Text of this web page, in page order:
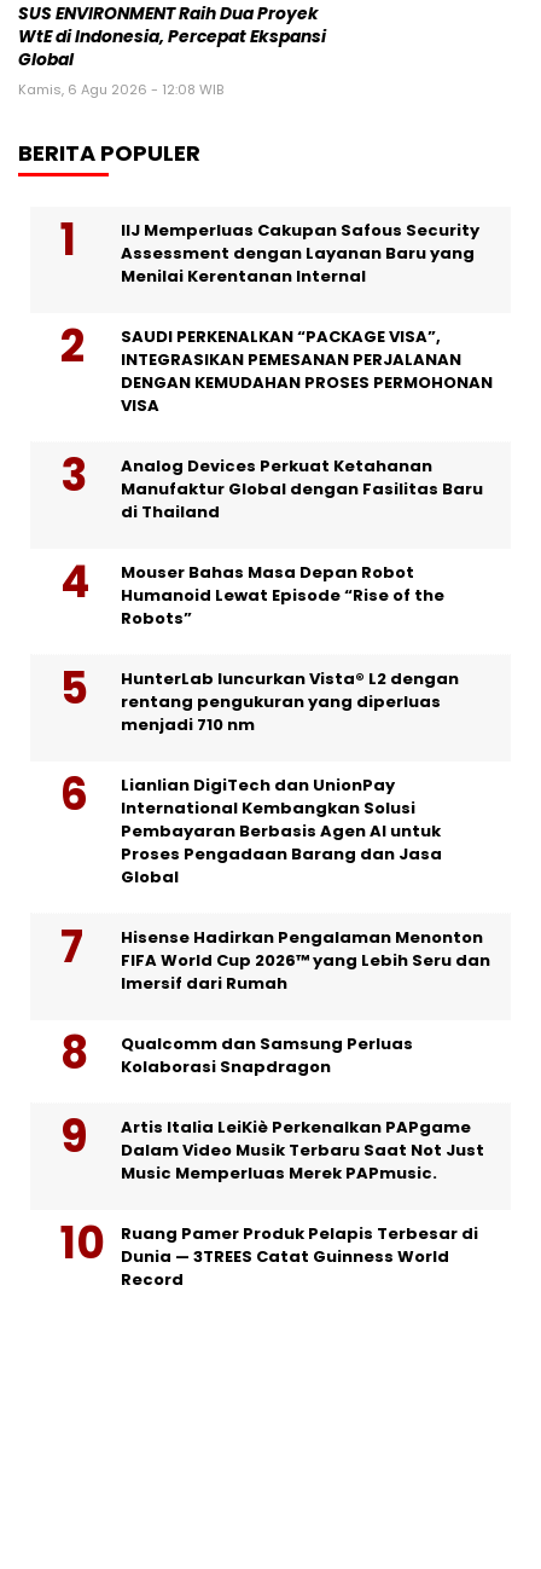
SUS ENVIRONMENT Raih Dua Proyek
WtE di Indonesia, Percepat Ekspansi
Global
Kamis, 6 Agu 2026 - 12:08 WIB
BERITA POPULER
IIJ Memperluas Cakupan Safous Security
Assessment dengan Layanan Baru yang
Menilai Kerentanan Internal
SAUDI PERKENALKAN “PACKAGE VISA”,
INTEGRASIKAN PEMESANAN PERJALANAN
DENGAN KEMUDAHAN PROSES PERMOHONAN
VISA
Analog Devices Perkuat Ketahanan
Manufaktur Global dengan Fasilitas Baru
di Thailand
Mouser Bahas Masa Depan Robot
Humanoid Lewat Episode “Rise of the
Robots”
HunterLab luncurkan Vista® L2 dengan
rentang pengukuran yang diperluas
menjadi 710 nm
Lianlian DigiTech dan UnionPay
International Kembangkan Solusi
Pembayaran Berbasis Agen AI untuk
Proses Pengadaan Barang dan Jasa
Global
Hisense Hadirkan Pengalaman Menonton
FIFA World Cup 2026™ yang Lebih Seru dan
Imersif dari Rumah
Qualcomm dan Samsung Perluas
Kolaborasi Snapdragon
Artis Italia LeiKiè Perkenalkan PAPgame
Dalam Video Musik Terbaru Saat Not Just
Music Memperluas Merek PAPmusic.
Ruang Pamer Produk Pelapis Terbesar di
Dunia — 3TREES Catat Guinness World
Record